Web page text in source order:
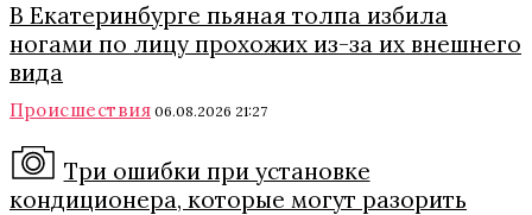
В Екатеринбурге пьяная толпа избила
ногами по лицу прохожих из-за их внешнего
вида
Происшествия 06.08.2026 21:27
Три ошибки при установке
кондиционера, которые могут разорить